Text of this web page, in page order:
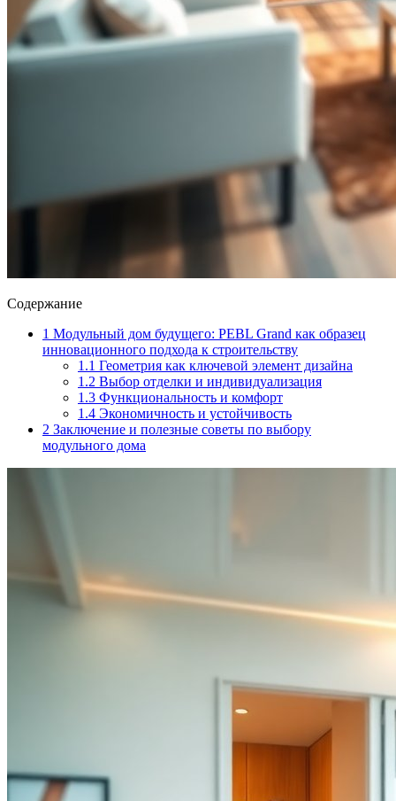
Содержание
1 Модульный дом будущего: PEBL Grand как образец
инновационного подхода к строительству
1.1 Геометрия как ключевой элемент дизайна
1.2 Выбор отделки и индивидуализация
1.3 Функциональность и комфорт
1.4 Экономичность и устойчивость
2 Заключение и полезные советы по выбору
модульного дома